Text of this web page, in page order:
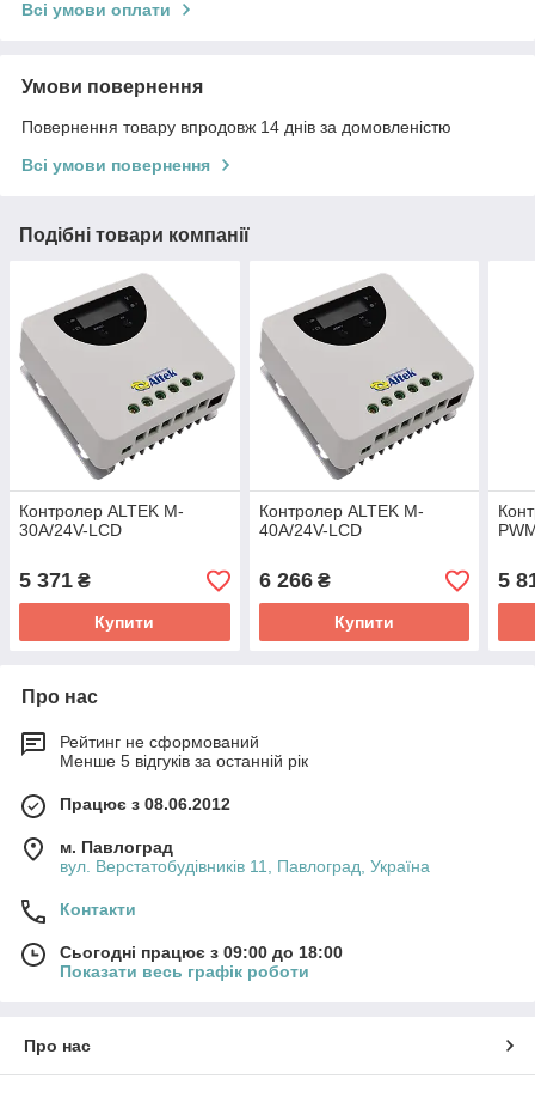
Всі умови оплати
Умови повернення
Повернення товару впродовж 14 днів за домовленістю
Всі умови повернення
Подібні товари компанії
Контролер ALTEK M-
30А/24V-LCD
5 371 ₴
Купити
Контролер ALTEK M-
40А/24V-LCD
6 266₴
Купити
5
Про нас
Рейтинг не сформований
Менше 5 відгуків за останній рік
Працює з 08.06.2012
м. Павлоград
вул. Верстатобудівників 11, Павлоград, Україна
Контакти
Сьогодні працює з 09:00 до 18:00
Показати весь графік роботи
Про нас